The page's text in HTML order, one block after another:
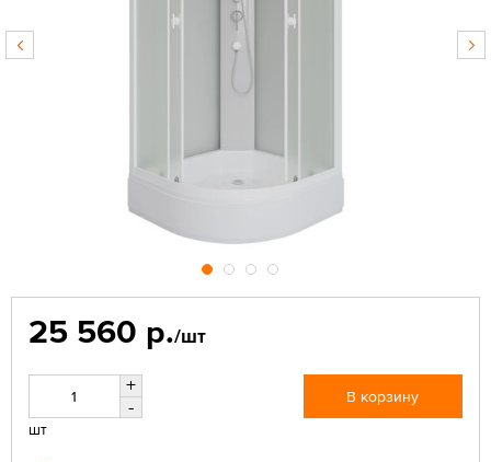
25 560 р./шт
+
-
шт
В корзину